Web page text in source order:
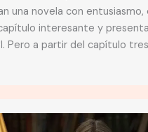
una novela con entusiasmo,
interesante y
Pero a partir del capítulo